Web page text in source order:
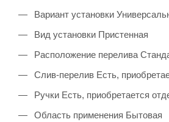
Вариант установки
Вид установки Пристенная
Расположение перелива
Слив-перелив Есть,
Ручки Есть, приобретается
Область применения Бытовая